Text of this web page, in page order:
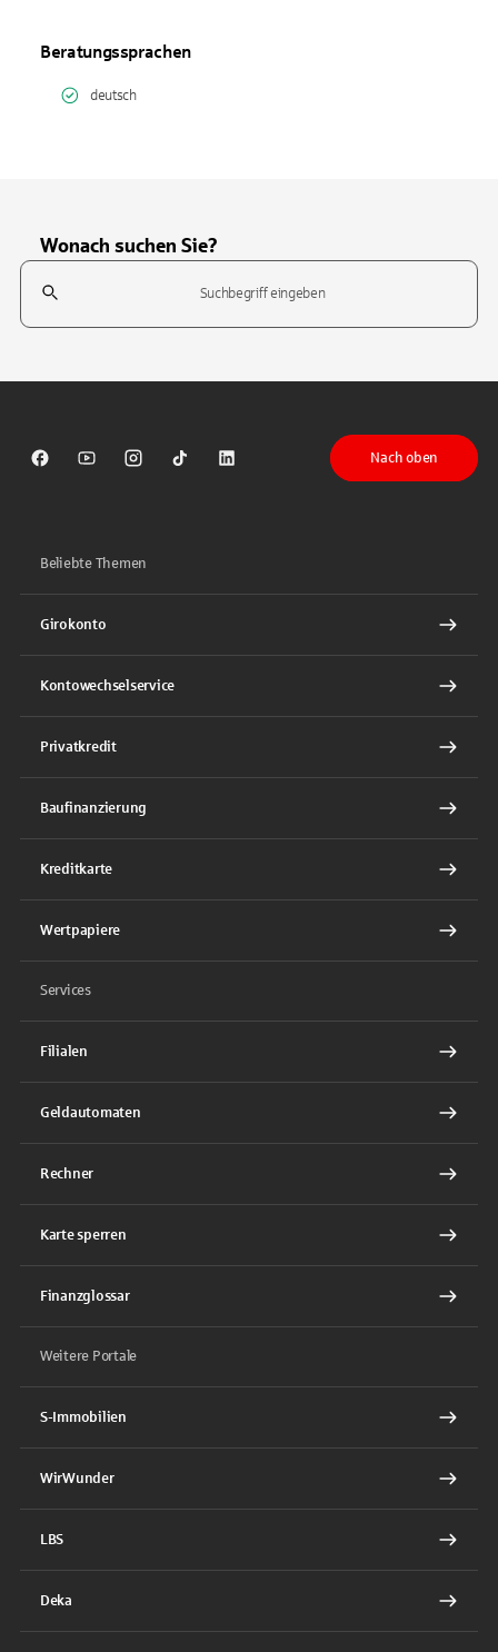
Beratungssprachen
deutsch
Wonach suchen Sie?
Suchfeld
Sparkasse auf Facebook
Sparkasse auf Youtube
Sparkasse auf Instagram
Sparkasse auf TikTok
Sparkasse auf LinkedIn
Nach oben
Beliebte Themen
Girokonto
Kontowechselservice
Privatkredit
Baufinanzierung
Kreditkarte
Wertpapiere
Services
Filialen
Geldautomaten
Rechner
Karte sperren
Finanzglossar
Weitere Portale
S-Immobilien
WirWunder
LBS
Deka